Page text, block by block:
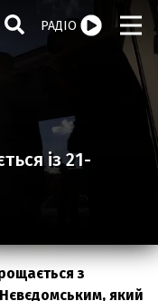
РАДІО
із 21-
з
який